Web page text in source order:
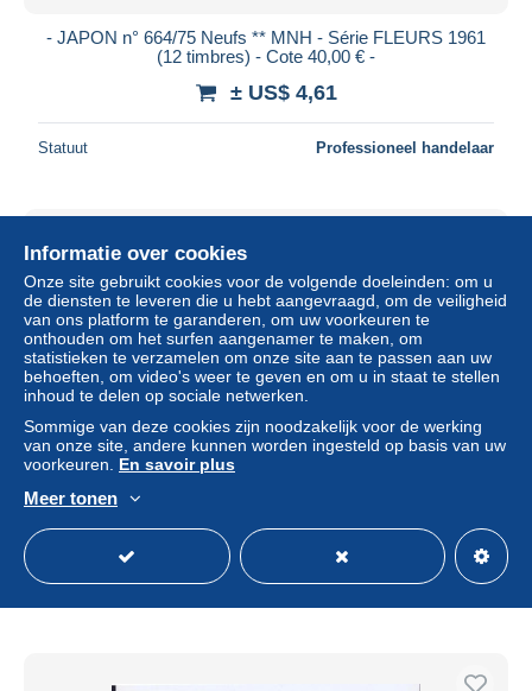
- JAPON n° 664/75 Neufs ** MNH - Série FLEURS 1961
(12 timbres) - Cote 40,00 € -
± US$ 4,61
Statuut Professioneel handelaar
± US$ 17,27
Informatie over cookies
Onze site gebruikt cookies voor de volgende doeleinden: om u
de diensten te leveren die u hebt aangevraagd, om de veiligheid
van ons platform te garanderen, om uw voorkeuren te
onthouden om het surfen aangenamer te maken, om
statistieken te verzamelen om onze site aan te passen aan uw
behoeften, om video's weer te geven en om u in staat te stellen
inhoud te delen op sociale netwerken.
Sommige van deze cookies zijn noodzakelijk voor de werking
van onze site, andere kunnen worden ingesteld op basis van uw
voorkeuren. En savoir plus
Meer tonen